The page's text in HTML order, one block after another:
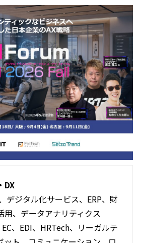
DX
デジタル化サービス、ERP、財
用、データアナリティクス
、EDI、HRTech、リーガルテ